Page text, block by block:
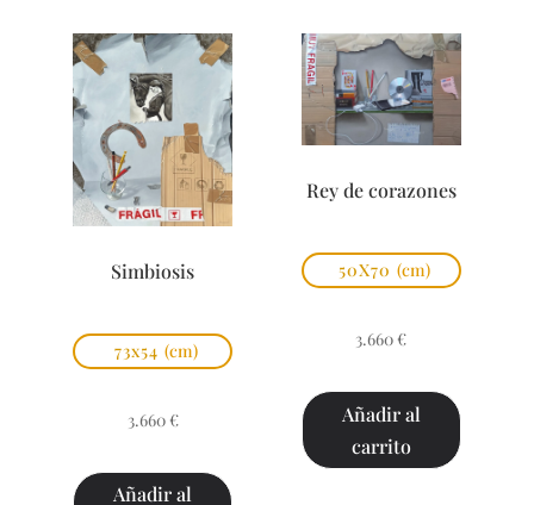
Simbiosis
73x54 (cm)
3.660 €
Añadir al
Rey de corazones
50X70 (cm)
3.660 €
Añadir al
carrito